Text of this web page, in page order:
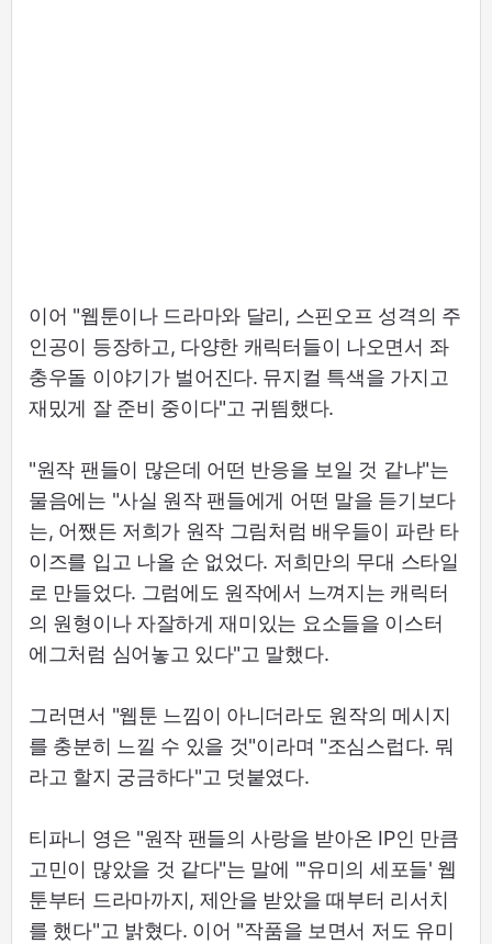
이어 "웹툰이나 드라마와 달리, 스핀오프 성격의 주
인공이 등장하고, 다양한 캐릭터들이 나오면서 좌
충우돌 이야기가 벌어진다. 뮤지컬 특색을 가지고
재밌게 잘 준비 중이다"고 귀띔했다.
"원작 팬들이 많은데 어떤 반응을 보일 것 같냐"는
물음에는 "사실 원작 팬들에게 어떤 말을 듣기보다
는, 어쨌든 저희가 원작 그림처럼 배우들이 파란 타
이즈를 입고 나올 순 없었다. 저희만의 무대 스타일
로 만들었다. 그럼에도 원작에서 느껴지는 캐릭터
의 원형이나 자잘하게 재미있는 요소들을 이스터
에그처럼 심어놓고 있다"고 말했다.
그러면서 "웹툰 느낌이 아니더라도 원작의 메시지
를 충분히 느낄 수 있을 것"이라며 "조심스럽다. 뭐
라고 할지 궁금하다"고 덧붙였다.
티파니 영은 "원작 팬들의 사랑을 받아온 IP인 만큼
고민이 많았을 것 같다"는 말에 "'유미의 세포들' 웹
툰부터 드라마까지, 제안을 받았을 때부터 리서치
를 했다"고 밝혔다. 이어 "작품을 보면서 저도 유미